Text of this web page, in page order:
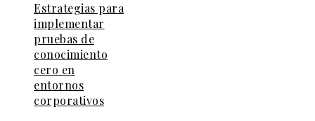
Estrategias para
implementar
pruebas de
conocimiento
cero en
entornos
corporativos